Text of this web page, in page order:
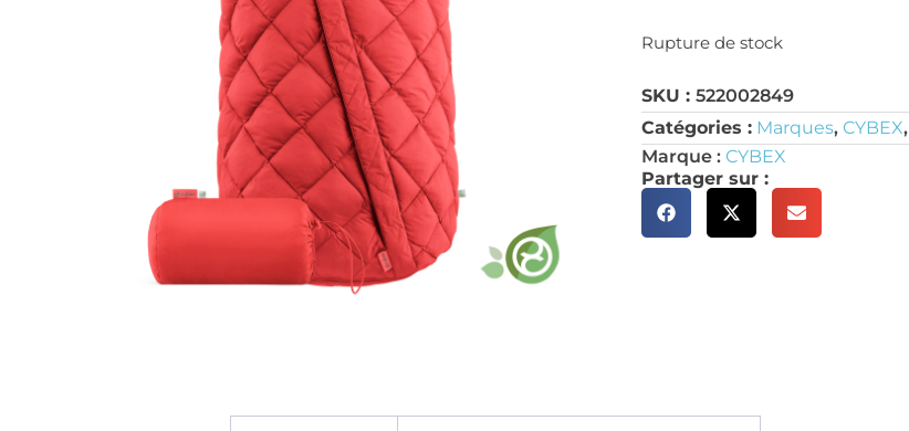
Rupture de stock
SKU :522002849
Catégories : Marques,CYBEX,
Marque :CYBEX
Partager sur :